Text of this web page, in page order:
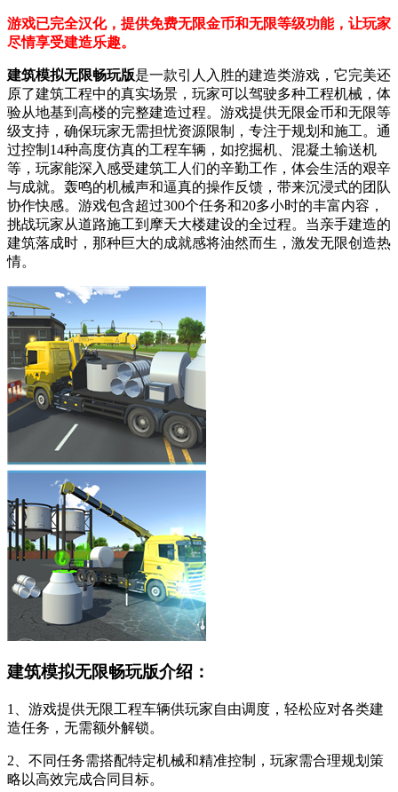
游戏已完全汉化，提供免费无限金币和无限等级功能，让玩家
尽情享受建造乐趣。
建筑模拟无限畅玩版是一款引人入胜的建造类游戏，它完美还
原了建筑工程中的真实场景，玩家可以驾驶多种工程机械，体
验从地基到高楼的完整建造过程。游戏提供无限金币和无限等
级支持，确保玩家无需担忧资源限制，专注于规划和施工。通
过控制14种高度仿真的工程车辆，如挖掘机、混凝土输送机
等，玩家能深入感受建筑工人们的辛勤工作，体会生活的艰辛
与成就。轰鸣的机械声和逼真的操作反馈，带来沉浸式的团队
协作快感。游戏包含超过300个任务和20多小时的丰富内容，
挑战玩家从道路施工到摩天大楼建设的全过程。当亲手建造的
建筑落成时，那种巨大的成就感将油然而生，激发无限创造热
情。
建筑模拟无限畅玩版介绍：
1、游戏提供无限工程车辆供玩家自由调度，轻松应对各类建
造任务，无需额外解锁。
2、不同任务需搭配特定机械和精准控制，玩家需合理规划策
略以高效完成合同目标。